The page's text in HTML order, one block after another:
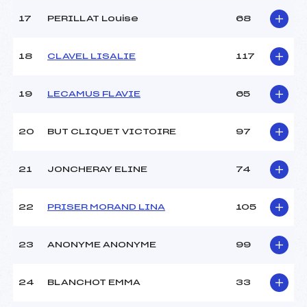
Température départ :
6
Catégorie :
U12
17 PERILLAT Louise 68
18 CLAVEL LISALIE 117
19 LECAMUS FLAVIE 65
20 BUT CLIQUET VICTOIRE 97
21 JONCHERAY ELINE 74
22 PRISER MORAND LINA 105
23 ANONYME ANONYME 99
24 BLANCHOT EMMA 33